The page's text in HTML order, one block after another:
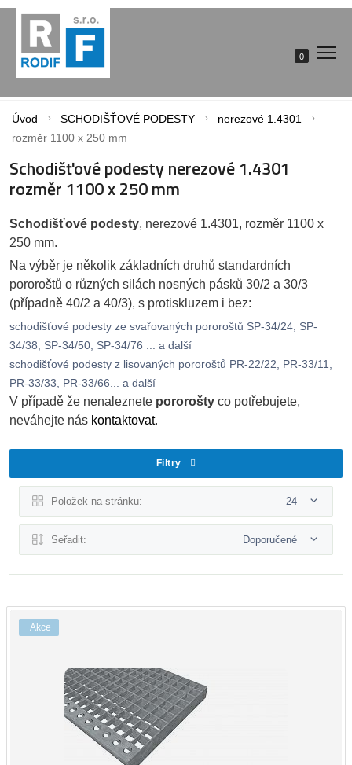
0
Úvod SCHODIŠŤOVÉ PODESTY
nerezové 1.4301
rozměr 1100 x 250 mm
Schodišťové podesty nerezové 1.4301
rozměr 1100 x 250 mm
Schodišťové podesty, nerezové 1.4301, rozměr 1100 x
250 mm.
Na výběr je několik základních druhů standardních
pororoštů o různých silách nosných pásků 30/2 a 30/3
(případně 40/2 a 40/3), s protiskluzem i bez:
schodišťové podesty ze svařovaných pororoštů SP-34/24, SP-
34/38, SP-34/50, SP-34/76 ... a další
schodišťové podesty z lisovaných pororoštů PR-22/22, PR-33/11,
PR-33/33, PR-33/66... a další
V případě že nenaleznete pororošty co potřebujete,
neváhejte nás kontaktovat.
Filtry
Položek na stránku: 24
Seřadit: Doporučené
Akce